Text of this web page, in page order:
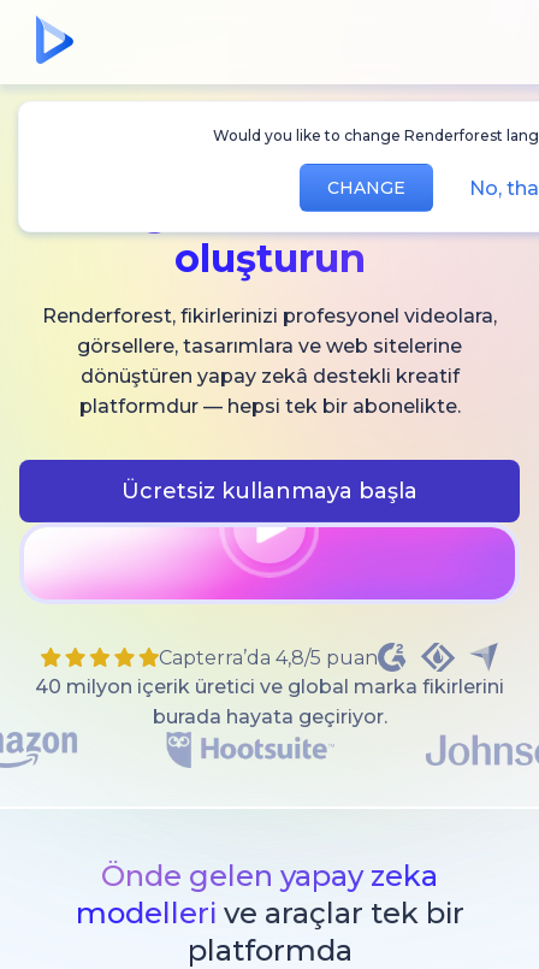
Would you like to change Renderforest
CHANGE No,
AI video,
görsel ve ses
oluşturun
Renderforest, fikirlerinizi profesyonel videolara,
görsellere, tasarımlara ve web sitelerine
dönüştüren yapay zekâ destekli kreatif
platformdur — hepsi tek bir abonelikte.
Ücretsiz kullanmaya başla
Capterra’da 4,8/5 puan
40 milyon içerik üretici ve global marka fikirlerini
burada hayata geçiriyor.
Önde gelen yapay zeka
modelleri ve araçlar tek bir
platformda